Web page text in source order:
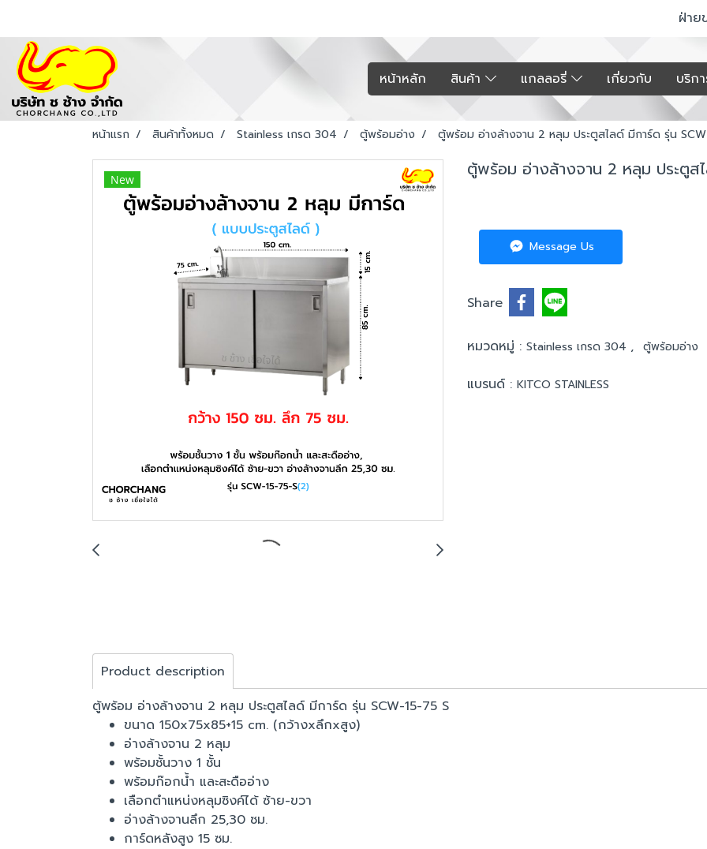
ฝ่าย
หน้าหลัก สินค้า แกลลอรี่ เกี่ยวกับ บริก
หน้าแรก สินค้าทั้งหมด Stainless เกรด 304 ตู้พร้อมอ่าง ตู้พร้อม อ่างล้างจาน 2 หลุม ประตูสไลด์ มีการ์ด รุ่น
New ตู้พร้อม อ่างล้างจาน 2 หลุม ประตูส
Message Us
Share
หมวดหมู่ : Stainless เกรด 304 , ตู้พร้อมอ่าง
แบรนด์ : KITCO STAINLESS
Product description
ตู้พร้อม อ่างล้างจาน 2 หลุม ประตูสไลด์ มีการ์ด รุ่น SCW-15-75 S
ขนาด 150x75x85+15 cm. (กว้างxลึกxสูง)
อ่างล้างจาน 2 หลุม
พร้อมชั้นวาง 1 ชั้น
พร้อมก๊อกน้ำ และสะดืออ่าง
เลือกตำแหน่งหลุมซิงค์ได้ ซ้าย-ขวา
อ่างล้างจานลึก 25,30 ซม.
การ์ดหลังสูง 15 ซม.